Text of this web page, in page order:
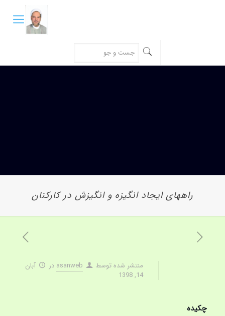
راههای ایجاد انگیزه و انگیزش در کارکنان
منتشر شده توسط asanweb در
آبان
14, 1398
چکیده